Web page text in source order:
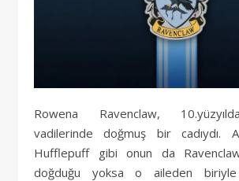
Rowena Ravenclaw, 10.yüzyılda İskoçya’nın
vadilerinde doğmuş bir cadıydı.
Hufflepuff gibi onun da
doğduğu yoksa o aileden